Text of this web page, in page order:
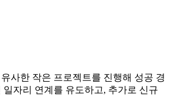
사한 작은 프로젝트를 진행해 성공 경
일자리 연계를 유도하고, 추가로 신규